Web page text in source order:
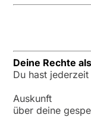
Deine Rechte
Du hast
Auskunft
über deine